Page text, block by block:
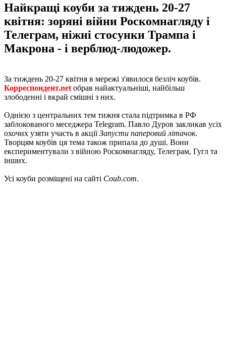
Найкращі коуби за тиждень 20-27
квітня: зоряні війни Роскомнагляду і
Телеграм, ніжні стосунки Трампа і
Макрона - і верблюд-людожер.
За тиждень 20-27 квітня в мережі з'явилося безліч коубів.
Корреспондент.net обрав найактуальніші, найбільш
злободенні і вкрай смішні з них.
Однією з центральних тем тижня стала підтримка в РФ
заблокованого меседжера Telegram. Павло Дуров закликав усіх
охочих узяти участь в акціїЗапусти паперовий літачок.
Творцям коубів ця тема також припала до душі. Вони
експериментували з війною Роскомнагляду, Телеграм, Гугл та
інших.
Усі коуби розміщені на сайті Сoub.com.